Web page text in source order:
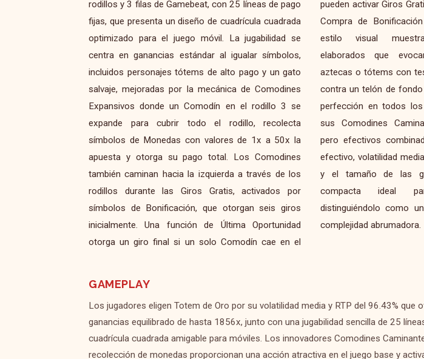
rodillos y 3 filas de Gamebeat, con 25 líneas de pago
fijas, que presenta un diseño de cuadrícula cuadrada
optimizado para el juego móvil. La jugabilidad se
centra en ganancias estándar al igualar símbolos,
incluidos personajes tótems de alto pago y un gato
salvaje, mejoradas por la mecánica de Comodines
Expansivos donde un Comodín en el rodillo 3 se
expande para cubrir todo el rodillo, recolecta
símbolos de Monedas con valores de 1x a 50x la
apuesta y otorga su pago total. Los Comodines
también caminan hacia la izquierda a través de los
rodillos durante las Giros Gratis, activados por
símbolos de Bonificación, que otorgan seis giros
inicialmente. Una función de Última Oportunidad
otorga un giro final si un solo Comodín cae en el
pueden activar Giros Gratis directamente a través de
Compra de Bonificación por 100x la apuesta. El
estilo visual muestra símbolos bellamente
elaborados que evocan antiguas civilizaciones
aztecas o tótems con tesoros de oro, ambientados
contra un telón de fondo colorido que funciona a la
perfección en todos los dispositivos. Destaca por
sus Comodines Caminantes Expansivos simples
pero efectivos combinados con la recolección de
efectivo, volatilidad media que equilibra la frecuencia
y el tamaño de las ganancias, y una interfaz
compacta ideal para sesiones rápidas,
distinguiéndolo como un todoterreno eficiente sin
complejidad abrumadora.
GAMEPLAY
Los jugadores eligen Totem de Oro por su volatilidad media y RTP del 96.43% que
ganancias equilibrado de hasta 1856x, junto con una jugabilidad sencilla de 25
cuadrícula cuadrada amigable para móviles. Los innovadores Comodines
recolección de monedas proporcionan una acción atractiva en el juego base y